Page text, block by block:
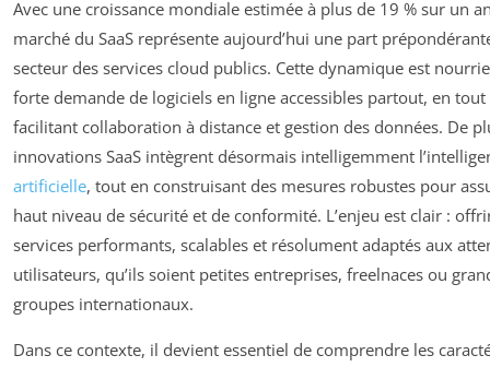
Avec une croissance mondiale estimée à plus de 19 % sur un
marché du SaaS représente aujourd’hui une part
secteur des services cloud publics. Cette dynamique est
forte demande de logiciels en ligne accessibles partout, en
facilitant collaboration à distance et gestion des données. De
innovations SaaS intègrent désormais intelligemment
artificielle, tout en construisant des mesures robustes pour
haut niveau de sécurité et de conformité. L’enjeu est clair :
services performants, scalables et résolument adaptés aux
utilisateurs, qu’ils soient petites entreprises, freelnaces ou
groupes internationaux.
Dans ce contexte, il devient essentiel de comprendre les